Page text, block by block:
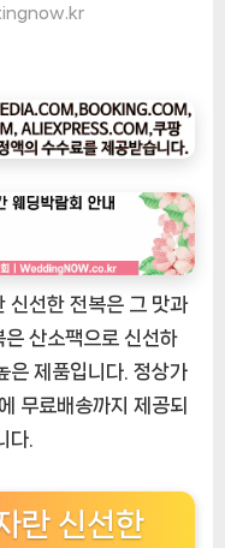
신선한 전복은 그 맛과
산소팩으로 신선하
은 제품입니다. 정상가
무료배송까지 제공되
다.
란 신선한